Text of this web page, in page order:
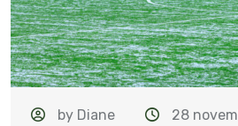
by Diane
28